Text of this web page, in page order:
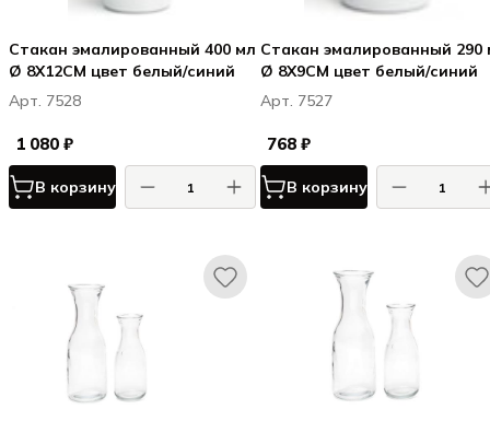
Стакан эмалированный 400 мл
Ø 8X12CM цвет белый/синий
Арт. 7528
1 080 ₽
В корзину
Стакан эмалированный 290
Ø 8X9CM цвет белый/синий
Арт. 7527
768 ₽
В корзину